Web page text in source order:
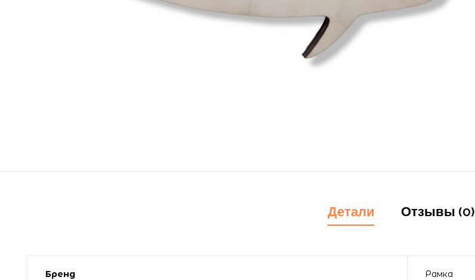
Детали Отзывы (0)
Бренд Рамка